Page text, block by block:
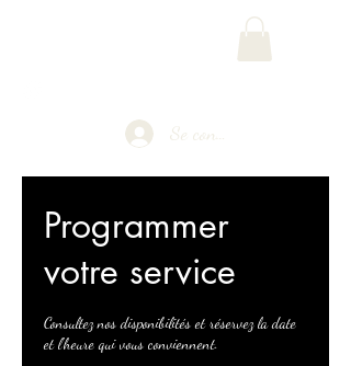
Se connecter
Programmer
votre service
Consultez nos disponibilités et réservez la date
et l'heure qui vous conviennent.